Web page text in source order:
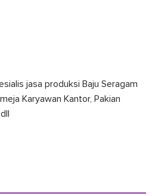
jasa produksi Baju Seragam
Karyawan Kantor, Pakian